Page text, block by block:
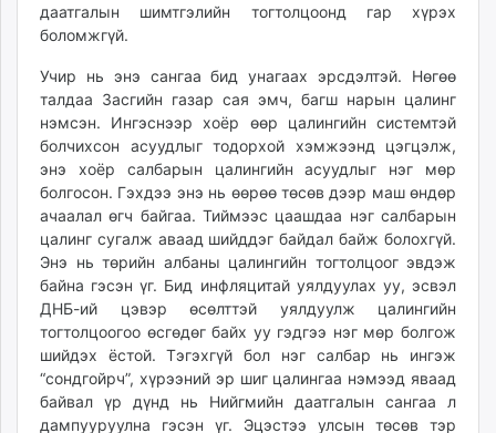
даатгалын шимтгэлийн тогтолцоонд гар хүрэх
боломжгүй.
Учир нь энэ сангаа бид унагаах эрсдэлтэй. Нөгөө
талдаа Засгийн газар сая эмч, багш нарын цалинг
нэмсэн. Ингэснээр хоёр өөр цалингийн системтэй
болчихсон асуудлыг тодорхой хэмжээнд цэгцэлж,
энэ хоёр салбарын цалингийн асуудлыг нэг мөр
болгосон. Гэхдээ энэ нь өөрөө төсөв дээр маш өндөр
ачаалал өгч байгаа. Тиймээс цаашдаа нэг салбарын
цалинг сугалж аваад шийддэг байдал байж болохгүй.
Энэ нь төрийн албаны цалингийн тогтолцоог эвдэж
байна гэсэн үг. Бид инфляцитай уялдуулах уу, эсвэл
ДНБ-ий цэвэр өсөлттэй уялдуулж цалингийн
тогтолцоогоо өсгөдөг байх уу гэдгээ нэг мөр болгож
шийдэх ёстой. Тэгэхгүй бол нэг салбар нь ингэж
“сондгойрч”, хүрээний эр шиг цалингаа нэмээд яваад
байвал үр дүнд нь Нийгмийн даатгалын сангаа л
дампууруулна гэсэн үг. Эцэстээ улсын төсөв тэр